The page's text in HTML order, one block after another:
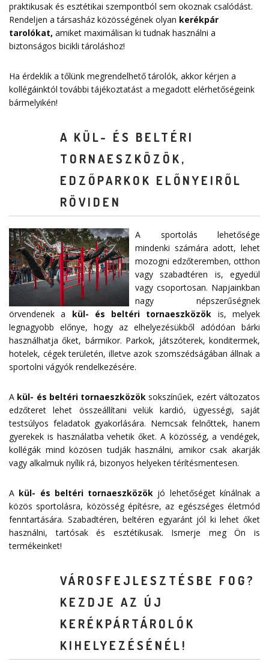
praktikusak és esztétikai szempontból sem okoznak csalódást.
Rendeljen a társasház közösségének olyan kerékpár
tarolókat, amiket maximálisan ki tudnak használni a
biztonságos bicikli tároláshoz!
Ha érdeklik a tőlünk megrendelhető tárolók, akkor kérjen a
kollégáinktól további tájékoztatást a megadott elérhetőségeink
bármelyikén!
A KÜL- ÉS BELTÉRI
TORNAESZKÖZÖK,
EDZŐPARKOK ELŐNYEIRŐL
RÖVIDEN
A sportolás lehetősége
mindenki számára adott, lehet
mozogni edzőteremben, otthon
vagy szabadtéren is, egyedül
vagy csoportosan. Napjainkban
nagy népszerűségnek
örvendenek a kül- és beltéri tornaeszközök is, melyek
legnagyobb előnye, hogy az elhelyezésükből adódóan bárki
használhatja őket, bármikor. Parkok, játszóterek, konditermek,
hotelek, cégek területén, illetve azok szomszédságában állnak a
sportolni vágyók rendelkezésére.
A kül- és beltéri tornaeszközök sokszínűek, ezért változatos
edzőteret lehet összeállítani velük kardió, ügyességi, saját
testsúlyos feladatok gyakorlására. Nemcsak felnőttek, hanem
gyerekek is használatba vehetik őket. A közösség, a vendégek,
kollégák mind közösen tudják használni, amikor csak akarják
vagy alkalmuk nyílik rá, bizonyos helyeken térítésmentesen.
A kül- és beltéri tornaeszközök jó lehetőséget kínálnak a
közös sportolásra, közösség építésre, az egészséges életmód
fenntartására. Szabadtéren, beltéren egyaránt jól ki lehet őket
használni, tartósak és esztétikusak. Ismerje meg Ön is
termékeinket!
VÁROSFEJLESZTÉSBE FOG?
KEZDJE AZ ÚJ
KERÉKPÁRTÁROLÓK
KIHELYEZÉSÉNÉL!